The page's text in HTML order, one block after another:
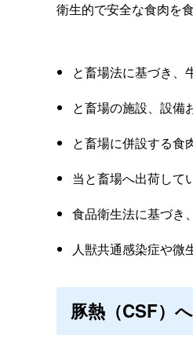
衛生的で安全な食肉を
と畜場法に基づき、
と畜場の施設、設備
と畜場に併設する食
当と畜場へ出荷して
食品衛生法に基づき
人獣共通感染症や微
豚熱（CSF）